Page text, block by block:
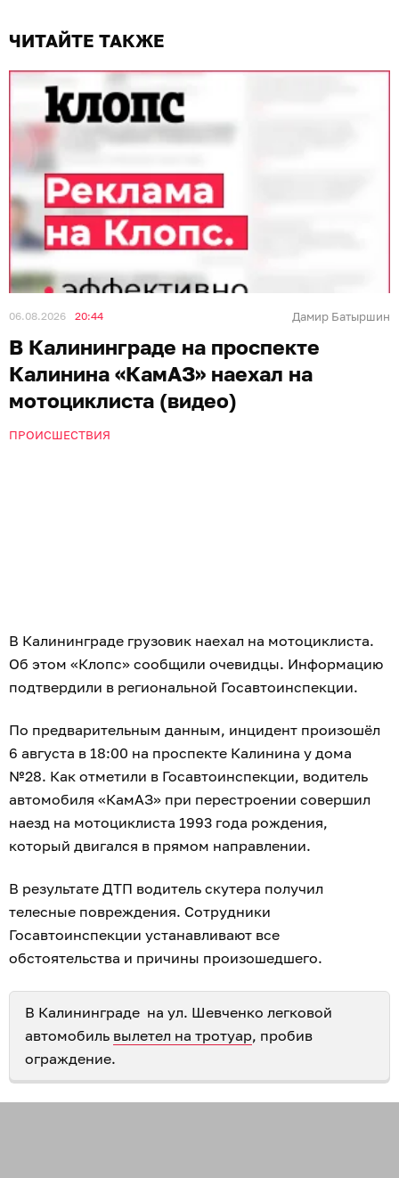
ЧИТАЙТЕ ТАКЖЕ
06.08.2026 20:44 Дамир Батыршин
В Калининграде на проспекте
Калинина «КамАЗ» наехал на
мотоциклиста (видео)
ПРОИСШЕСТВИЯ
В Калининграде грузовик наехал на мотоциклиста.
Об этом «Клопс» сообщили очевидцы. Информацию
подтвердили в региональной Госавтоинспекции.
По предварительным данным, инцидент произошёл
6 августа в 18:00 на проспекте Калинина у дома
№28. Как отметили в Госавтоинспекции, водитель
автомобиля «КамАЗ» при перестроении совершил
наезд на мотоциклиста 1993 года рождения,
который двигался в прямом направлении.
В результате ДТП водитель скутера получил
телесные повреждения. Сотрудники
Госавтоинспекции устанавливают все
обстоятельства и причины произошедшего.
В Калининграде на ул. Шевченко легковой
автомобиль вылетел на тротуар, пробив
ограждение.